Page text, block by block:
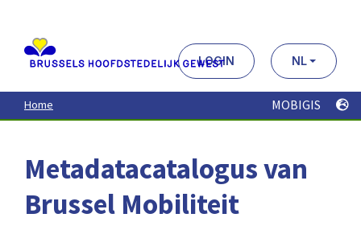
contenu
principal
LOGIN NL
Home MOBIGIS
Metadatacatalogus van
Brussel Mobiliteit